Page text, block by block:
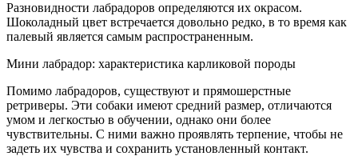
Разновидности лабрадоров определяются их окрасом.
Шоколадный цвет встречается довольно редко, в то время как
палевый является самым распространенным.
Мини лабрадор: характеристика карликовой породы
Помимо лабрадоров, существуют и прямошерстные
ретриверы. Эти собаки имеют средний размер, отличаются
умом и легкостью в обучении, однако они более
чувствительны. С ними важно проявлять терпение, чтобы не
задеть их чувства и сохранить установленный контакт.